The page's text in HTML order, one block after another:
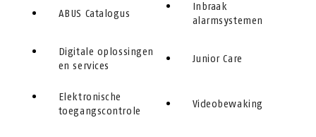
ABUS Catalogus
Digitale oplossingen
en services
Elektronische
toegangscontrole
Inbraak
alarmsystemen
Junior Care
Videobewaking